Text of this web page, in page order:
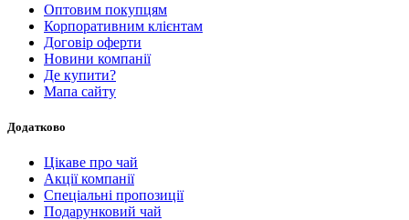
Оптовим покупцям
Корпоративним клієнтам
Договір оферти
Новини компанії
Де купити?
Мапа сайту
Додатково
Цікаве про чай
Акції компанії
Спеціальні пропозиції
Подарунковий чай